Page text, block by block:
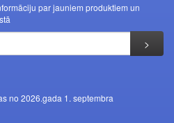
par jauniem produktiem un
no 2026.gada 1. septembra